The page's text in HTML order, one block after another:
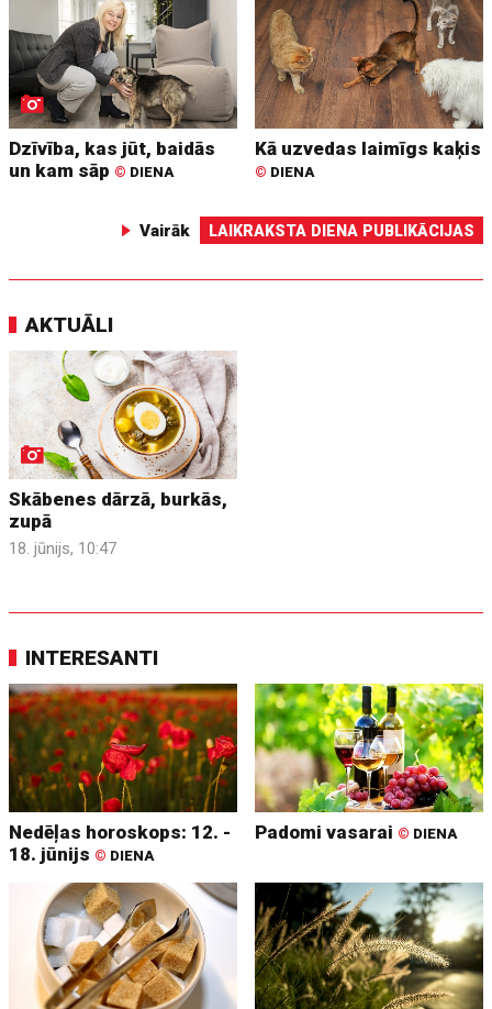
Dzīvība, kas jūt, baidās
un kam sāp © DIENA
Kā uzvedas laimīgs kaķis
© DIENA
Vairāk LAIKRAKSTA DIENA PUBLIKĀCIJAS
AKTUĀLI
Skābenes dārzā, burkās,
zupā
18. jūnijs, 10:47
INTERESANTI
Nedēļas horoskops: 12. -
18. jūnijs © DIENA
Padomi vasarai © DIENA